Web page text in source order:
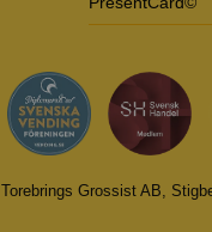
Torebrings Grossist AB,